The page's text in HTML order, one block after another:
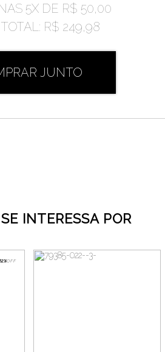
5X DE R$ 50,00
R$ 249,98
JUNTO
INTERESSA POR
OFF